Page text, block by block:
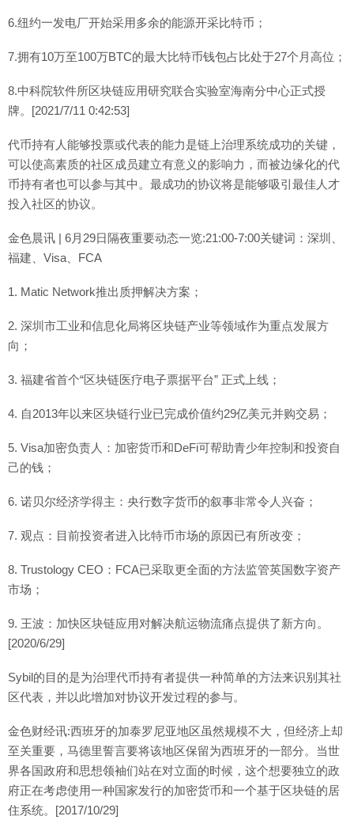
6.纽约一发电厂开始采用多余的能源开采比特币；
7.拥有10万至100万BTC的最大比特币钱包占比处于27个月高位；
8.中科院软件所区块链应用研究联合实验室海南分中心正式授
牌。[2021/7/11 0:42:53]
代币持有人能够投票或代表的能力是链上治理系统成功的关键，
可以使高素质的社区成员建立有意义的影响力，而被边缘化的代
币持有者也可以参与其中。最成功的协议将是能够吸引最佳人才
投入社区的协议。
金色晨讯 | 6月29日隔夜重要动态一览:21:00-7:00关键词：深圳、
福建、Visa、FCA
1. Matic Network推出质押解决方案；
2. 深圳市工业和信息化局将区块链产业等领域作为重点发展方
向；
3. 福建省首个“区块链医疗电子票据平台” 正式上线；
4. 自2013年以来区块链行业已完成价值约29亿美元并购交易；
5. Visa加密负责人：加密货币和DeFi可帮助青少年控制和投资自
己的钱；
6. 诺贝尔经济学得主：央行数字货币的叙事非常令人兴奋；
7. 观点：目前投资者进入比特币市场的原因已有所改变；
8. Trustology CEO：FCA已采取更全面的方法监管英国数字资产
市场；
9. 王波：加快区块链应用对解决航运物流痛点提供了新方向。
[2020/6/29]
Sybil的目的是为治理代币持有者提供一种简单的方法来识别其社
区代表，并以此增加对协议开发过程的参与。
金色财经讯:西班牙的加泰罗尼亚地区虽然规模不大，但经济上却
至关重要，马德里誓言要将该地区保留为西班牙的一部分。当世
界各国政府和思想领袖们站在对立面的时候，这个想要独立的政
府正在考虑使用一种国家发行的加密货币和一个基于区块链的居
住系统。[2017/10/29]